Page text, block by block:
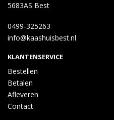
5683AS Best
0499-325263
info@kaashuisbest.nl
KLANTENSERVICE
Bestellen
Betalen
Afleveren
Contact